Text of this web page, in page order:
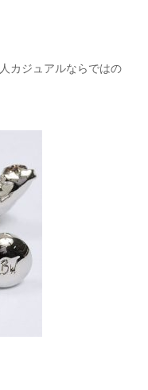
カジュアルならではの